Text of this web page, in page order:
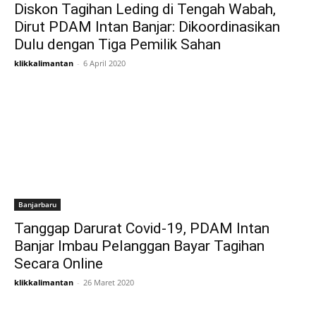
Diskon Tagihan Leding di Tengah Wabah,
Dirut PDAM Intan Banjar: Dikoordinasikan
Dulu dengan Tiga Pemilik Sahan
klikkalimantan - 6 April 2020
Banjarbaru
Tanggap Darurat Covid-19, PDAM Intan
Banjar Imbau Pelanggan Bayar Tagihan
Secara Online
klikkalimantan - 26 Maret 2020